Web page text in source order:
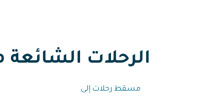
الرحلات الشائعة
مسقط رحلات إلى